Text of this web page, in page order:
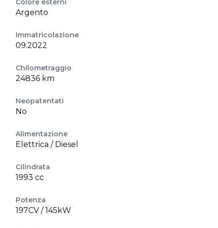
Colore esterni
Argento
Immatricolazione
09.2022
Chilometraggio
24836 km
Neopatentati
No
Alimentazione
Elettrica / Diesel
Cilindrata
1993 cc
Potenza
197CV / 145kW